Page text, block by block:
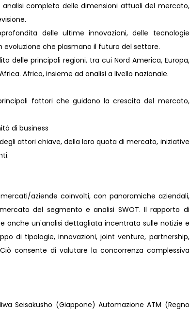
completa delle dimensioni attuali del mercato,
delle ultime innovazioni, delle tecnologie
che plasmano il futuro del settore.
delle principali regioni, tra cui Nord America, Europa,
Africa, insieme ad analisi a livello nazionale.
fattori che guidano la crescita del mercato,
di business
attori chiave, della loro quota di mercato, iniziative
aziende coinvolti, con panoramiche aziendali,
del segmento e analisi SWOT. Il rapporto di
anche un'analisi dettagliata incentrata sulle notizie e
di tipologie, innovazioni, joint venture, partnership,
consente di valutare la concorrenza complessiva
Seisakusho (Giappone) Automazione ATM (Regno